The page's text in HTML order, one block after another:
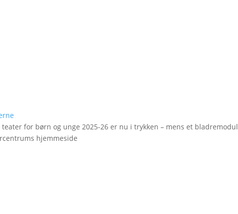
for børn og unge 2025-26 er nu i trykken – mens et bladremodul
hjemmeside